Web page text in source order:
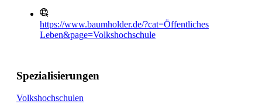
https://www.baumholder.de/?cat=Öffentliches
Leben&page=Volkshochschule
Spezialisierungen
Volkshochschulen